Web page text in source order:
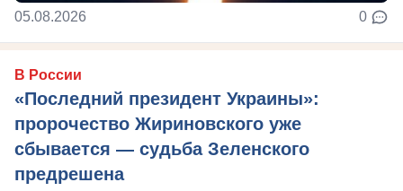
05.08.2026 0
В России
«Последний президент Украины»:
пророчество Жириновского уже
сбывается — судьба Зеленского
предрешена